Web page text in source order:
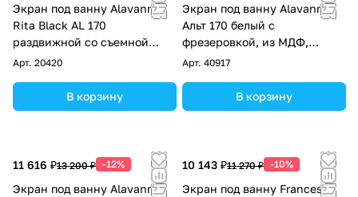
Экран под ванну Alavann
Rita Black AL 170
раздвижной со съемной
дверкой дуб
Арт. 20420
В корзину
Экран под ванну Alavann
Альт 170 белый с
фрезеровкой, из МДФ,
раздвижной
Арт. 40917
В корзину
11 616 ₽13 200 ₽ -12%
Экран под ванну Alavann
10 143 ₽11 270 ₽ -10%
Экран под ванну Francesca